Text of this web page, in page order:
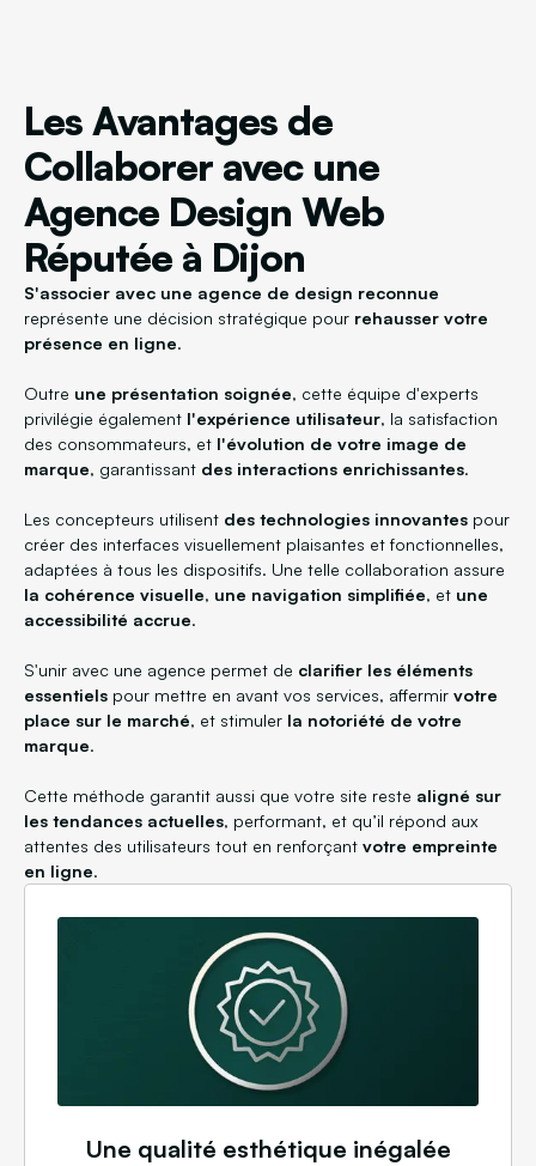
Les Avantages de
Collaborer avec une
Agence Design Web
Réputée à Dijon
S'associer avec une agence de design reconnue
représente une décision stratégique pour rehausser votre
présence en ligne.
Outre une présentation soignée, cette équipe d'experts
privilégie également l'expérience utilisateur, la satisfaction
des consommateurs, et l'évolution de votre image de
marque, garantissant des interactions enrichissantes.
Les concepteurs utilisent des technologies innovantes pour
créer des interfaces visuellement plaisantes et fonctionnelles,
adaptées à tous les dispositifs. Une telle collaboration assure
la cohérence visuelle, une navigation simplifiée, et une
accessibilité accrue.
S'unir avec une agence permet de clarifier les éléments
essentiels pour mettre en avant vos services, affermir votre
place sur le marché, et stimuler la notoriété de votre
marque.
Cette méthode garantit aussi que votre site reste aligné sur
les tendances actuelles, performant, et qu’il répond aux
attentes des utilisateurs tout en renforçant votre empreinte
en ligne.
Une qualité esthétique inégalée